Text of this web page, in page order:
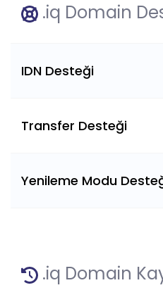
.iq Domain
IDN Desteği
Transfer Desteği
Yenileme Modu
.iq Domain